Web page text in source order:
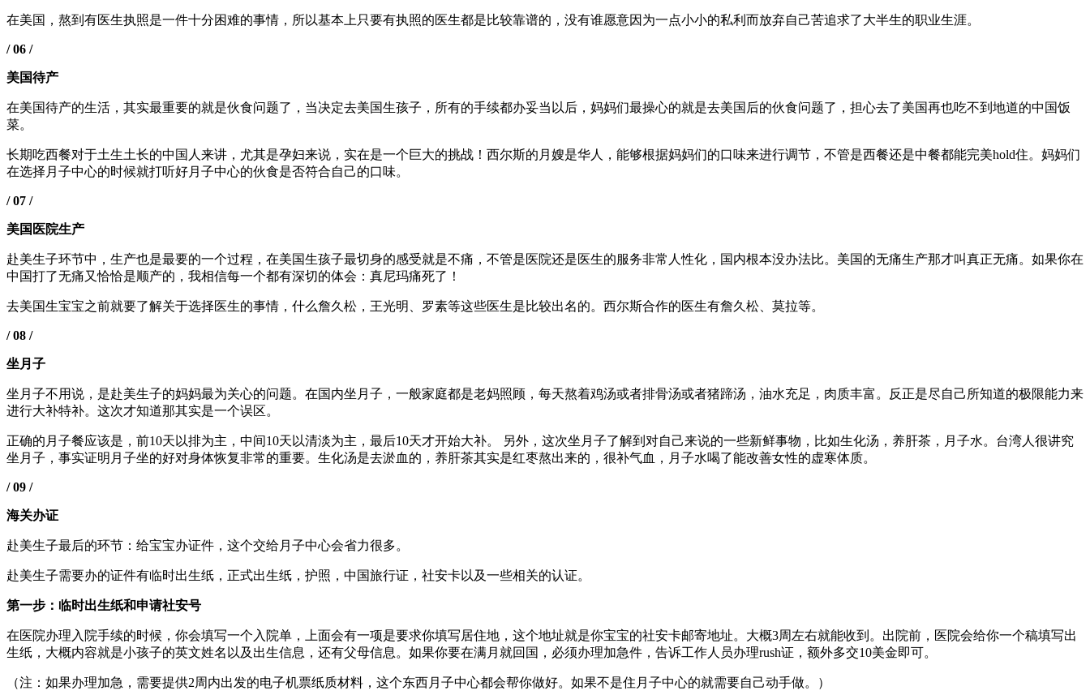
在美国，熬到有医生执照是一件十分困难的事情，所以基本上只要有执照的医生都是比较靠谱的，没有谁愿意因为一点小小的私利而放弃自己苦追求了大半生的职业生涯。
/ 06 /
美国待产
在美国待产的生活，其实最重要的就是伙食问题了，当决定去美国生孩子，所有的手续都办妥当以后，妈妈们最操心的就是去美国后的伙食问题了，担心去了美国再也吃不到地道的中国饭
菜。
长期吃西餐对于土生土长的中国人来讲，尤其是孕妇来说，实在是一个巨大的挑战！西尔斯的月嫂是华人，能够根据妈妈们的口味来进行调节，不管是西餐还是中餐都能完美hold住。妈妈们
在选择月子中心的时候就打听好月子中心的伙食是否符合自己的口味。
/ 07 /
美国医院生产
赴美生子环节中，生产也是最要的一个过程，在美国生孩子最切身的感受就是不痛，不管是医院还是医生的服务非常人性化，国内根本没办法比。美国的无痛生产那才叫真正无痛。如果你在
中国打了无痛又恰恰是顺产的，我相信每一个都有深切的体会：真尼玛痛死了！
去美国生宝宝之前就要了解关于选择医生的事情，什么詹久松，王光明、罗素等这些医生是比较出名的。西尔斯合作的医生有詹久松、莫拉等。
/ 08 /
坐月子
坐月子不用说，是赴美生子的妈妈最为关心的问题。在国内坐月子，一般家庭都是老妈照顾，每天熬着鸡汤或者排骨汤或者猪蹄汤，油水充足，肉质丰富。反正是尽自己所知道的极限能力来
进行大补特补。这次才知道那其实是一个误区。
正确的月子餐应该是，前10天以排为主，中间10天以清淡为主，最后10天才开始大补。 另外，这次坐月子了解到对自己来说的一些新鲜事物，比如生化汤，养肝茶，月子水。台湾人很讲究
坐月子，事实证明月子坐的好对身体恢复非常的重要。生化汤是去淤血的，养肝茶其实是红枣熬出来的，很补气血，月子水喝了能改善女性的虚寒体质。
/ 09 /
海关办证
赴美生子最后的环节：给宝宝办证件，这个交给月子中心会省力很多。
赴美生子需要办的证件有临时出生纸，正式出生纸，护照，中国旅行证，社安卡以及一些相关的认证。
第一步：临时出生纸和申请社安号
在医院办理入院手续的时候，你会填写一个入院单，上面会有一项是要求你填写居住地，这个地址就是你宝宝的社安卡邮寄地址。大概3周左右就能收到。出院前，医院会给你一个稿填写出
生纸，大概内容就是小孩子的英文姓名以及出生信息，还有父母信息。如果你要在满月就回国，必须办理加急件，告诉工作人员办理rush证，额外多交10美金即可。
（注：如果办理加急，需要提供2周内出发的电子机票纸质材料，这个东西月子中心都会帮你做好。如果不是住月子中心的就需要自己动手做。）